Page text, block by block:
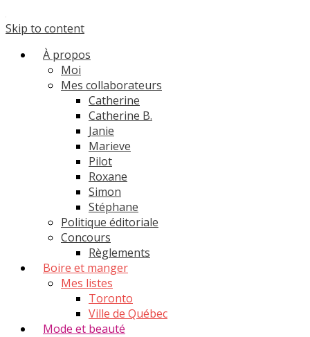
Skip to content
À propos
Moi
Mes collaborateurs
Catherine
Catherine B.
Janie
Marieve
Pilot
Roxane
Simon
Stéphane
Politique éditoriale
Concours
Règlements
Boire et manger
Mes listes
Toronto
Ville de Québec
Mode et beauté